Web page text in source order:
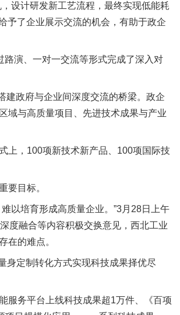
设计研发新工艺流程，最终实现低能耗
予了企业展示交流的机会，有助于政企
演、一对一交流等形式完成了深入对
政府与企业间深度交流的桥梁。政企
域与高质量项目、先进技术成果与产业
，100项新技术新产品、100项国际技
要目标。
以培育形成高质量企业。”3月28日上午
度融合等内容积极交换意见，西北工业
在的难点。
身定制转化方式实现科技成果择优尽
务平台上线科技成果超1万件、《百项